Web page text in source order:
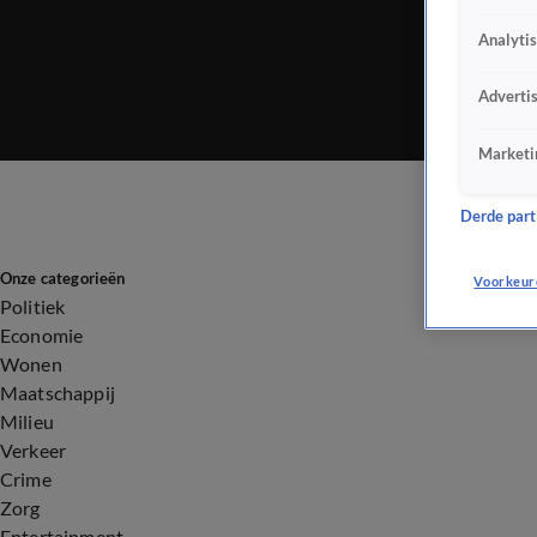
Onze categorieën
Politiek
Economie
Wonen
Maatschappij
Milieu
Verkeer
Crime
Zorg
Derde